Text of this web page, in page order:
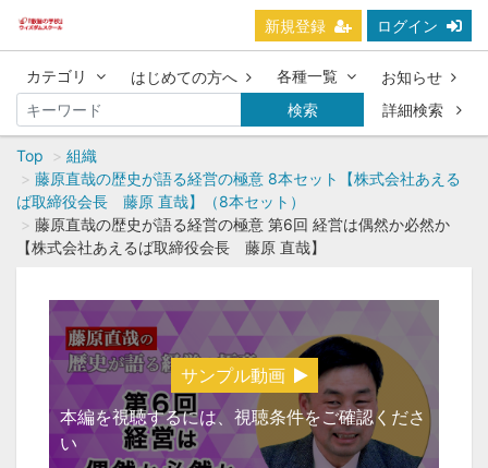
新規登録 ログイン
カテゴリ はじめての方へ 各種一覧
お知らせ
検索
詳細検索
Top
組織
藤原直哉の歴史が語る経営の極意 8本セット【株式会社あえる
ば取締役会長 藤原 直哉】（8本セット）
藤原直哉の歴史が語る経営の極意 第6回 経営は偶然か必然か
【株式会社あえるば取締役会長 藤原 直哉】
サンプル動画
本編を視聴するには、視聴条件をご確認くださ
い